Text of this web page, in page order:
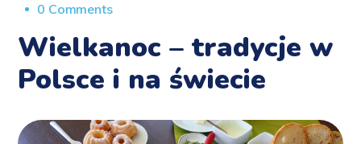
0 Comments
Wielkanoc – tradycje w
Polsce i na świecie